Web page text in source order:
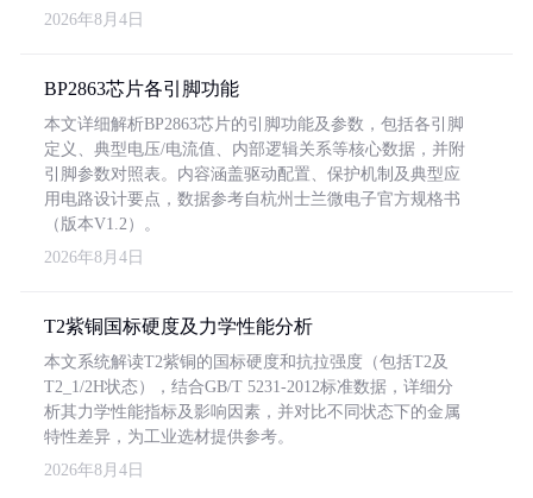
2026年8月4日
BP2863芯片各引脚功能
本文详细解析BP2863芯片的引脚功能及参数，包括各引脚
定义、典型电压/电流值、内部逻辑关系等核心数据，并附
引脚参数对照表。内容涵盖驱动配置、保护机制及典型应
用电路设计要点，数据参考自杭州士兰微电子官方规格书
（版本V1.2）。
2026年8月4日
T2紫铜国标硬度及力学性能分析
本文系统解读T2紫铜的国标硬度和抗拉强度（包括T2及
T2_1/2H状态），结合GB/T 5231-2012标准数据，详细分
析其力学性能指标及影响因素，并对比不同状态下的金属
特性差异，为工业选材提供参考。
2026年8月4日